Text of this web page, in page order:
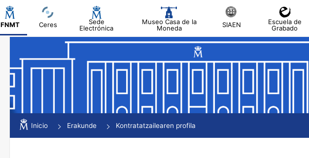
FNMT Ceres
Sede
Electrónica
Museo Casa de la
Moneda
SIAEN
Escuela de
Grabado
Erakutsi/Ezkutatu
Erakutsi/Ezkutatu
Inicio Erakunde Kontratatzailearen profila